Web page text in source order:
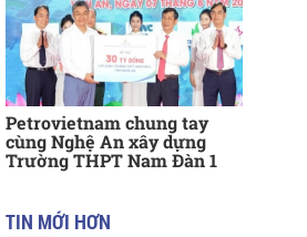
Petrovietnam chung tay
cùng Nghệ An xây dựng
Trường THPT Nam Đàn 1
TIN MỚI HƠN